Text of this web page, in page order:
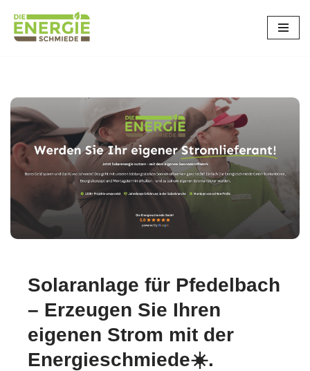
Zum
Solaranlage für Pfedelbach
– Erzeugen Sie Ihren
eigenen Strom mit der
Energieschmiede☀️.